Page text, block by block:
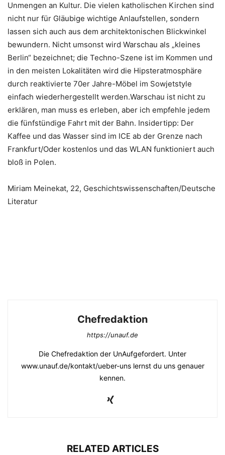
Unmengen an Kultur. Die vielen katholischen Kirchen sind
nicht nur für Gläubige wichtige Anlaufstellen, sondern
lassen sich auch aus dem architektonischen Blickwinkel
bewundern. Nicht umsonst wird Warschau als „kleines
Berlin“ bezeichnet; die Techno-Szene ist im Kommen und
in den meisten Lokalitäten wird die Hipsteratmosphäre
durch reaktivierte 70er Jahre-Möbel im Sowjetstyle
einfach wiederhergestellt werden.Warschau ist nicht zu
erklären, man muss es erleben, aber ich empfehle jedem
die fünfstündige Fahrt mit der Bahn. Insidertipp: Der
Kaffee und das Wasser sind im ICE ab der Grenze nach
Frankfurt/Oder kostenlos und das WLAN funktioniert auch
bloß in Polen.
Miriam Meinekat, 22, Geschichtswissenschaften/Deutsche
Literatur
Chefredaktion
https://unauf.de
Die Chefredaktion der UnAufgefordert. Unter
www.unauf.de/kontakt/ueber-uns lernst du uns genauer
kennen.
RELATED ARTICLES